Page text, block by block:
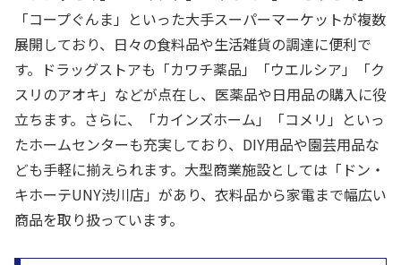
「コープぐんま」といった大手スーパーマーケットが複数
展開しており、日々の食料品や生活雑貨の調達に便利で
す。ドラッグストアも「カワチ薬品」「ウエルシア」「ク
スリのアオキ」などが点在し、医薬品や日用品の購入に役
立ちます。さらに、「カインズホーム」「コメリ」といっ
たホームセンターも充実しており、DIY用品や園芸用品な
ども手軽に揃えられます。大型商業施設としては「ドン・
キホーテUNY渋川店」があり、衣料品から家電まで幅広い
商品を取り扱っています。